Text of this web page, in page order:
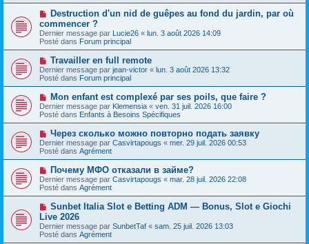
a
g
e
a
m
e
s
a
e
N
u
v
e
a
m
e
s
s
a
g
e
Destruction d'un nid de guêpes au fond du jardin, par où
commencer ?
Dernier message par Lucie26 « lun. 3 août 2026 14:09
Posté dans Forum principal
N
o
u
v
e
a
u
m
e
s
s
a
g
e
Travailler en full remote
Dernier message par jean-victor « lun. 3 août 2026 13:32
Posté dans Forum principal
N
o
u
v
e
a
u
m
e
s
a
g
e
Mon enfant est complexé par ses poils, que faire ?
Dernier message par Klemensia « ven. 31 juil. 2026 16:00
Posté dans Enfants à Besoins Spécifiques
N
o
u
v
e
a
u
m
e
s
s
a
g
e
Через сколько можно повторно подать заявку
Dernier message par Casvirtapougs « mer. 29 juil. 2026 00:53
Posté dans Agrément
N
o
u
v
e
a
u
m
e
s
Почему МФО отказали в займе?
Dernier message par Casvirtapougs « mar. 28 juil. 2026 22:08
Posté dans Agrément
N
u
v
e
Sunbet Italia Slot e Betting ADM — Bonus, Slot e Giochi
Live 2026
Dernier message par SunbetTaf « sam. 25 juil. 2026 13:03
Posté dans Agrément